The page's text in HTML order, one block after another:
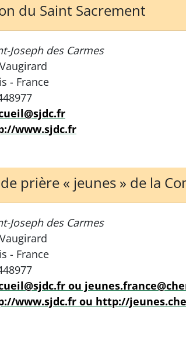
du Saint Sacrement
Joseph des Carmes
- France
www.sjdc.fr
prière « jeunes » de la
Joseph des Carmes
- France
ou
www.sjdc.fr ou http://